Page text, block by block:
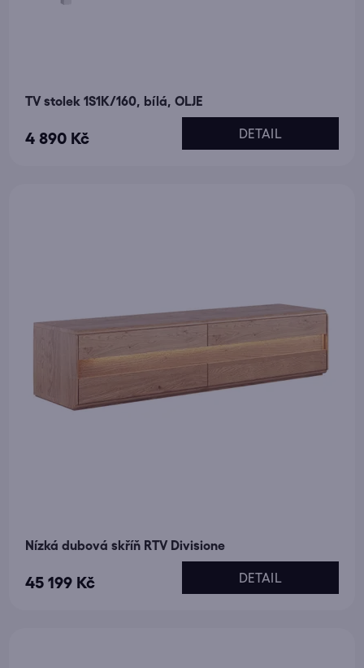
TV stolek 1S1K/160, bílá, OLJE
4 890 Kč DETAIL
Nízká dubová skříň RTV Divisione
45 199 Kč DETAIL